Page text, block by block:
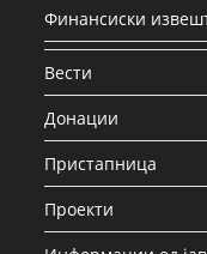
Финансиски
Вести
Донации
Пристапница
Проекти